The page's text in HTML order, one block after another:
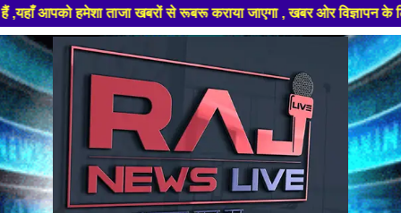
ताजा खबरों से रूबरू कराया जाएगा , खबर ओर विज्ञापन के लिए
Skip
to
content